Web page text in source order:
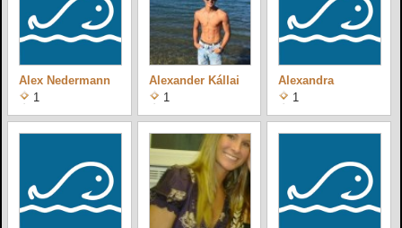
Alex Nedermann
1
Alexander Kállai
1
Alexandra
1